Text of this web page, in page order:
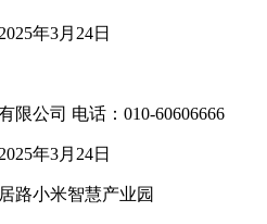
年3月24日
限公司 电话：010-60606666
年3月24日
路小米智慧产业园